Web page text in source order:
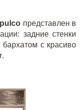
представлен в
задние стенки
с красиво
.